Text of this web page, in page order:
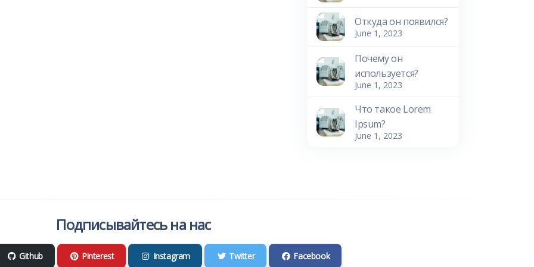
Откуда он появился?
June 1, 2023
Почему он
используется?
June 1, 2023
Что такое Lorem
Ipsum?
June 1, 2023
Подписывайтесь на нас
Github Pinterest Instagram Twitter Facebook